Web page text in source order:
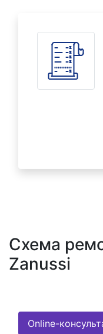
Схема
Zanussi
Online-